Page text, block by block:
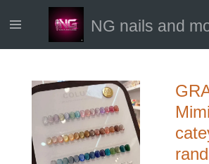
direct
NG nails and